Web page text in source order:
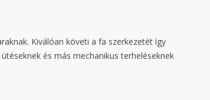
Kiválóan követi a fa szerkezetét így
és más mechanikus terheléseknek